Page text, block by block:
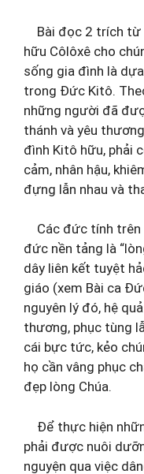
Bài đọc 2 trích từ
hữu Côlôxê cho
sống gia đình là
trong Đức Kitô.
những người đã
thánh và yêu
đình Kitô hữu, phải
cảm, nhân hậu,
đựng lẫn nhau và
Các đức tính trên
đức nền tảng là
dây liên kết tuyệt
giáo (xem Bài ca
nguyên lý đó, hệ
thương, phục tùng
cái bực tức, kẻo
họ cần vâng phục
đẹp lòng Chúa.
Để thực hiện
phải được nuôi
nguyện qua việc